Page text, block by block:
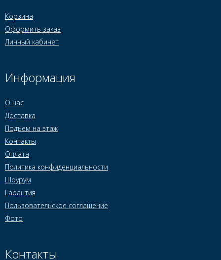
Корзина
Оформить заказ
Личный кабинет
Информация
О нас
Доставка
Подъем на этаж
Контакты
Оплата
Политика конфиденциальности
Шоурум
Гарантия
Пользовательское соглашение
Фото
Контакты